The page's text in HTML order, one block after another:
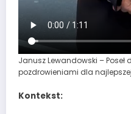
Janusz Lewandowski – Poseł
pozdrowieniami dla najlepszej
Kontekst: